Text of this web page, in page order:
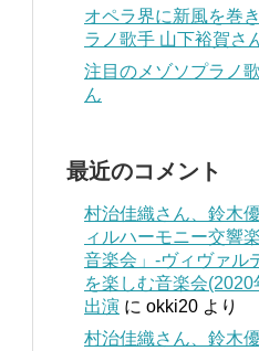
オペラ界に新風を巻
ラノ歌手 山下裕賀さ
注目のメゾソプラノ
ん
最近のコメント
村治佳織さん、鈴木
ィルハーモニー交響
音楽会」-ヴィヴァル
を楽しむ音楽会
出演 に okki20 より
村治佳織さん、鈴木